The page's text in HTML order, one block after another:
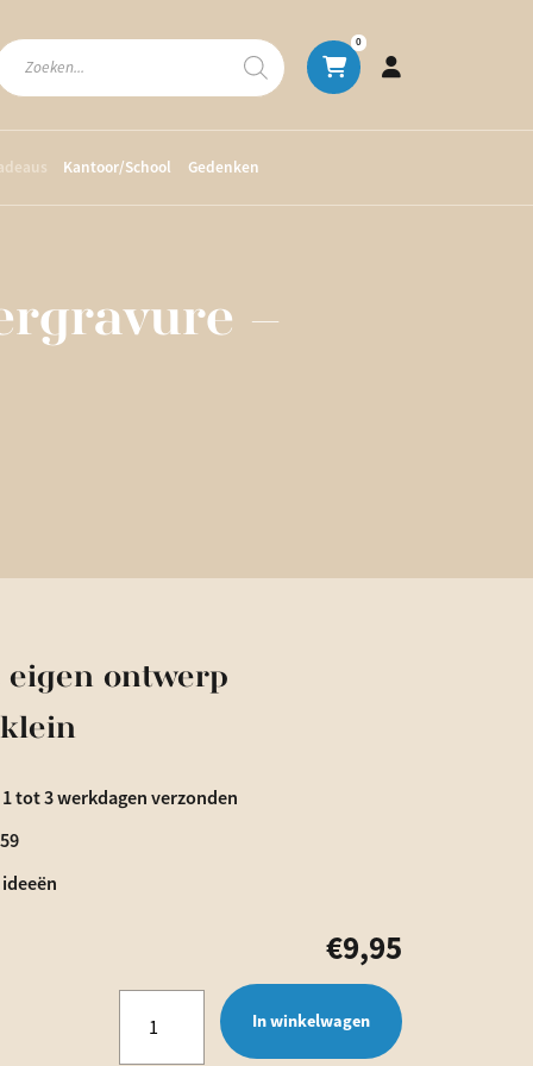
Producten
0
Kantoor/School Gedenken
–
€9,95
ontwerp
In winkelwagen
tot 3 werkdagen verzonden